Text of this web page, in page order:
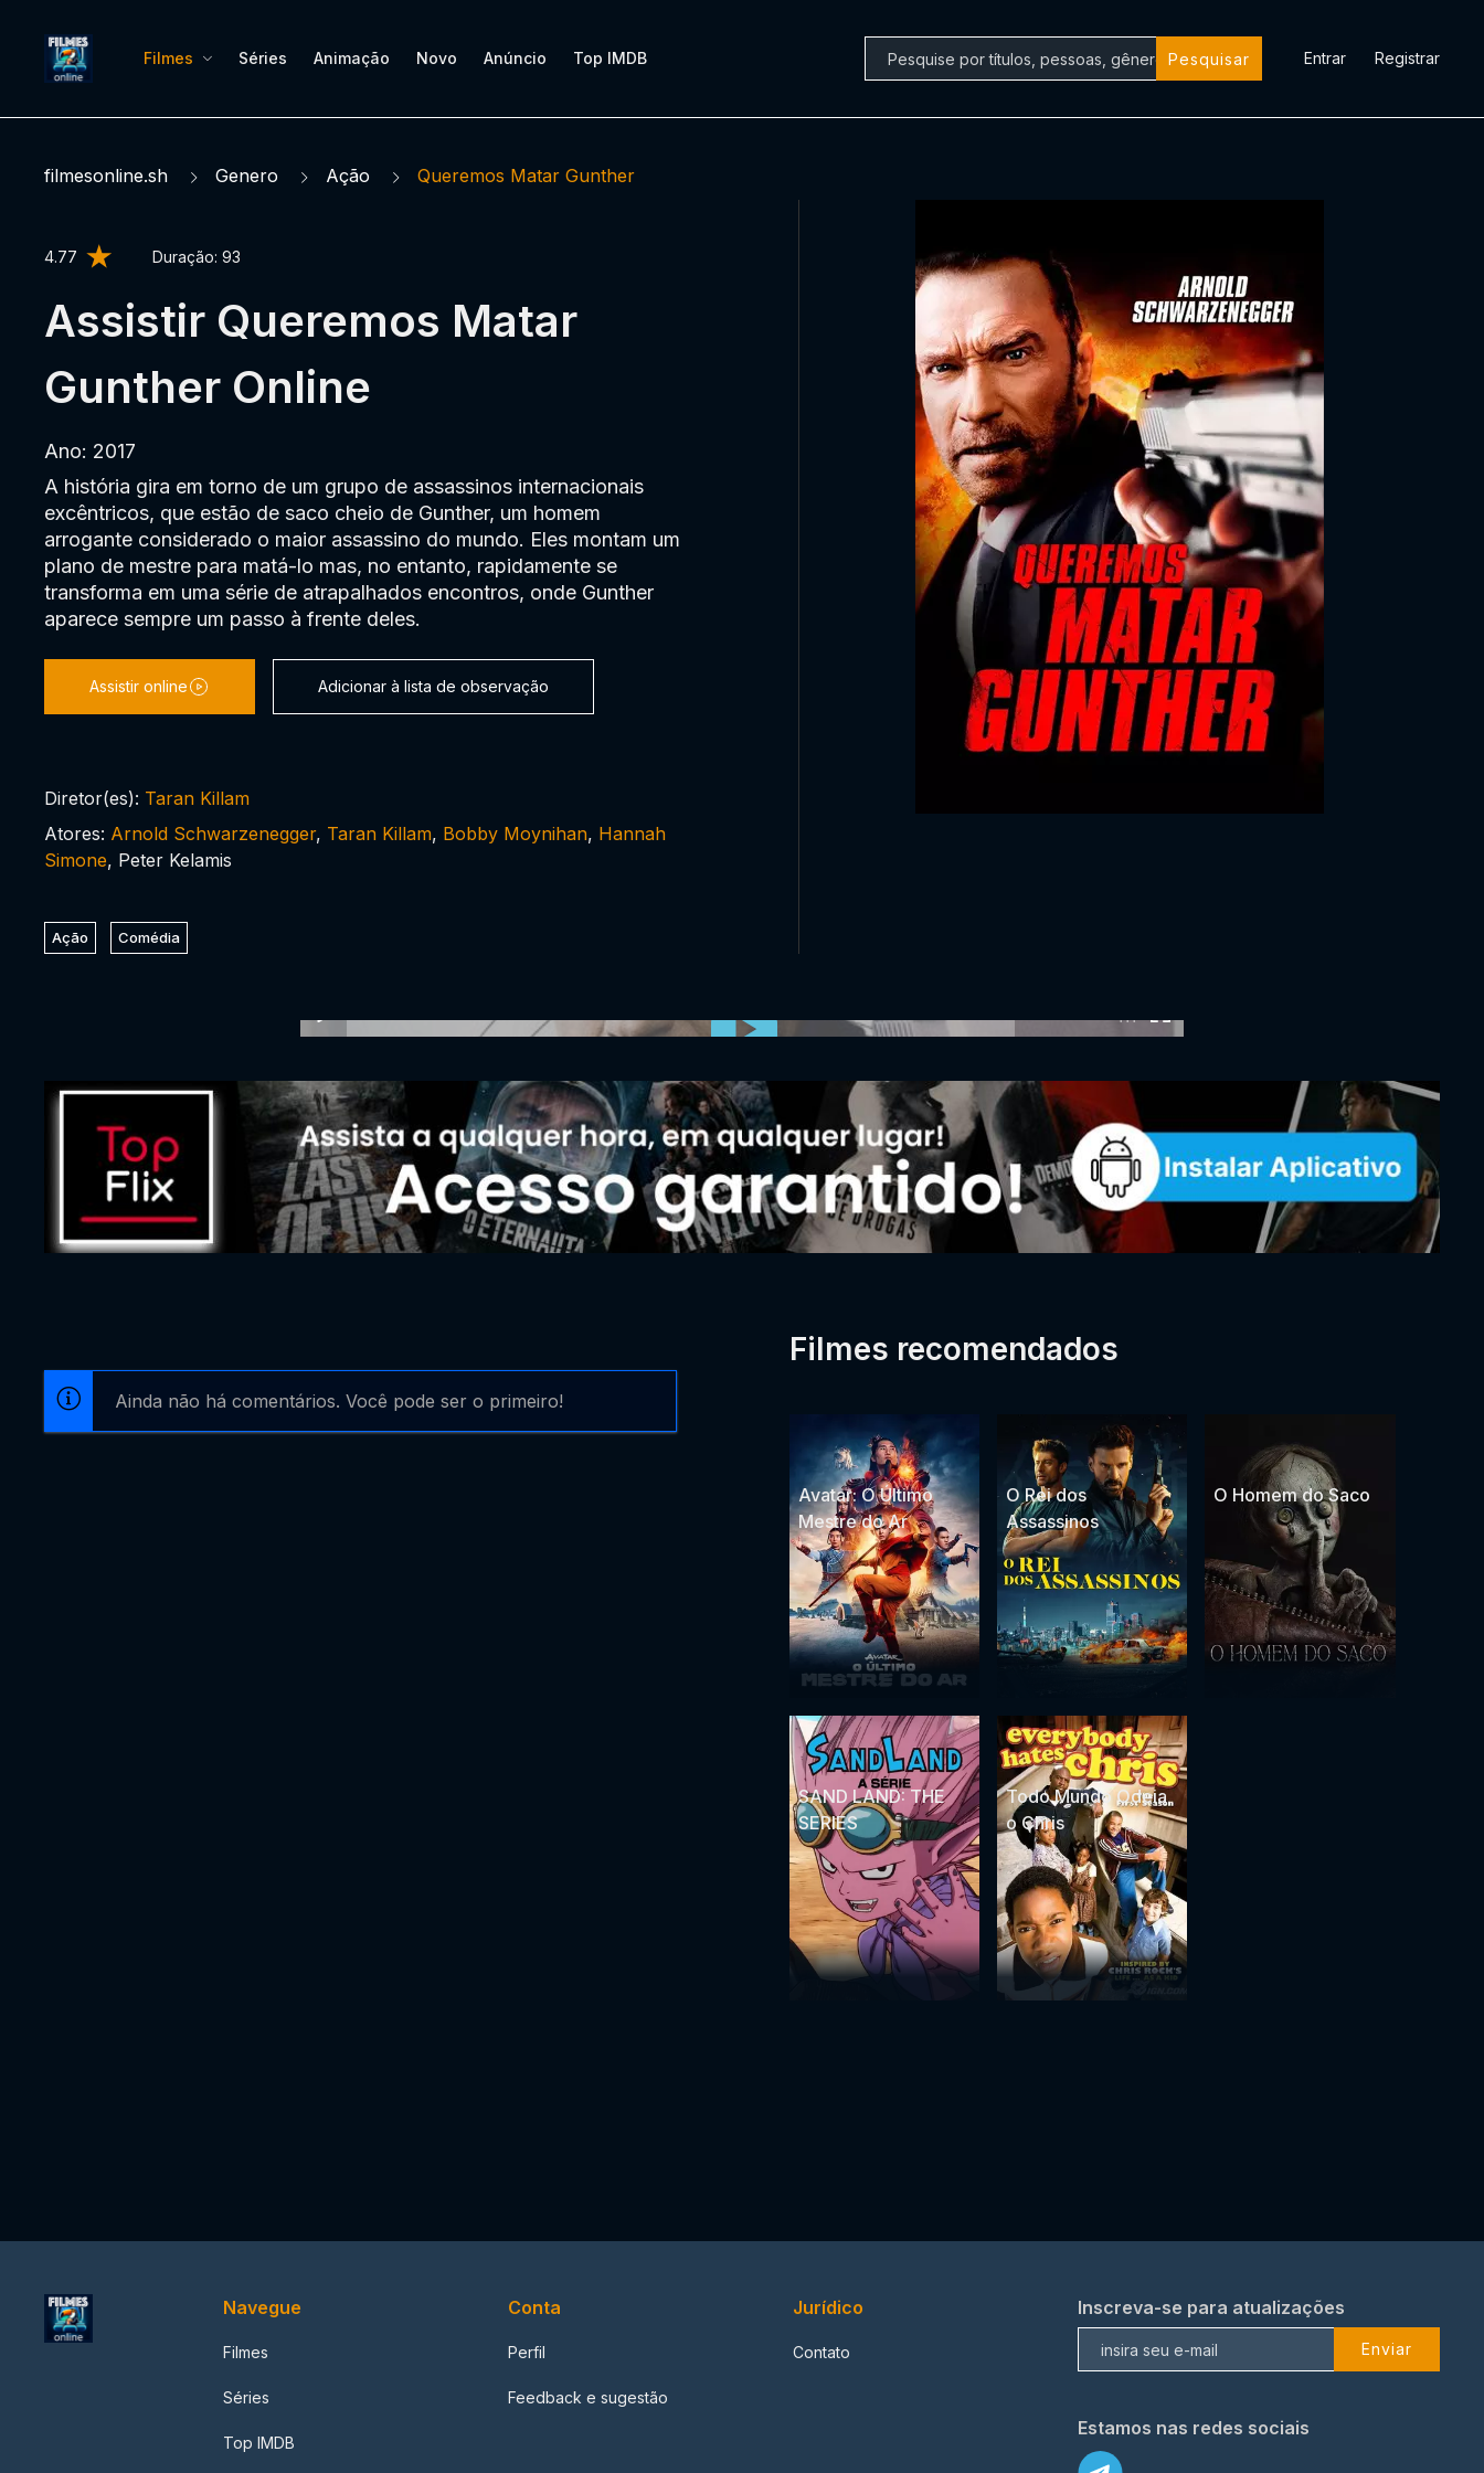
Filmes Séries Animação Novo Anúncio Top IMDB Pesquisar Entrar Registrar
filmesonline.sh Genero Ação Queremos Matar Gunther
4.77 Duração: 93
Assistir Queremos Matar
Gunther Online
Ano: 2017
A história gira em torno de um grupo de assassinos internacionais
excêntricos, que estão de saco cheio de Gunther, um homem
arrogante considerado o maior assassino do mundo. Eles montam um
plano de mestre para matá-lo mas, no entanto, rapidamente se
transforma em uma série de atrapalhados encontros, onde Gunther
aparece sempre um passo à frente deles.
Assistir online Adicionar à lista de observação
Diretor(es): Taran Killam
Atores: Arnold Schwarzenegger, Taran Killam, Bobby Moynihan, Hannah
Simone, Peter Kelamis
Ação Comédia
Ainda não há comentários. Você pode ser o primeiro!
Filmes recomendados
Avatar: O Último
Mestre do Ar
O Rei dos
Assassinos
O Homem do Saco
SAND LAND: THE
SERIES
Todo Mundo Odeia
o Chris
Navegue
Filmes
Séries
Top IMDB
Conta
Perfil
Feedback e sugestão
Jurídico
Contato
Inscreva-se para atualizações
Enviar
Estamos nas redes sociais